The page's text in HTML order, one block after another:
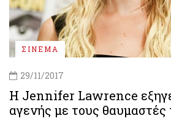
ΣΙΝΕΜΑ
29/11/2017
Η Jennifer Lawrence
αγενής με τους θαυμαστές